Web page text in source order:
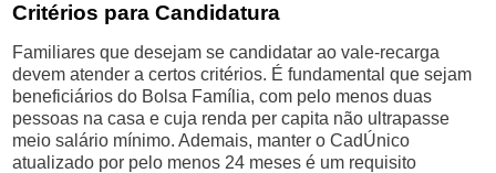
Critérios para Candidatura
Familiares que desejam se candidatar ao vale-recarga
devem atender a certos critérios. É fundamental que sejam
beneficiários do Bolsa Família, com pelo menos duas
pessoas na casa e cuja renda per capita não ultrapasse
meio salário mínimo. Ademais, manter o CadÚnico
atualizado por pelo menos 24 meses é um requisito